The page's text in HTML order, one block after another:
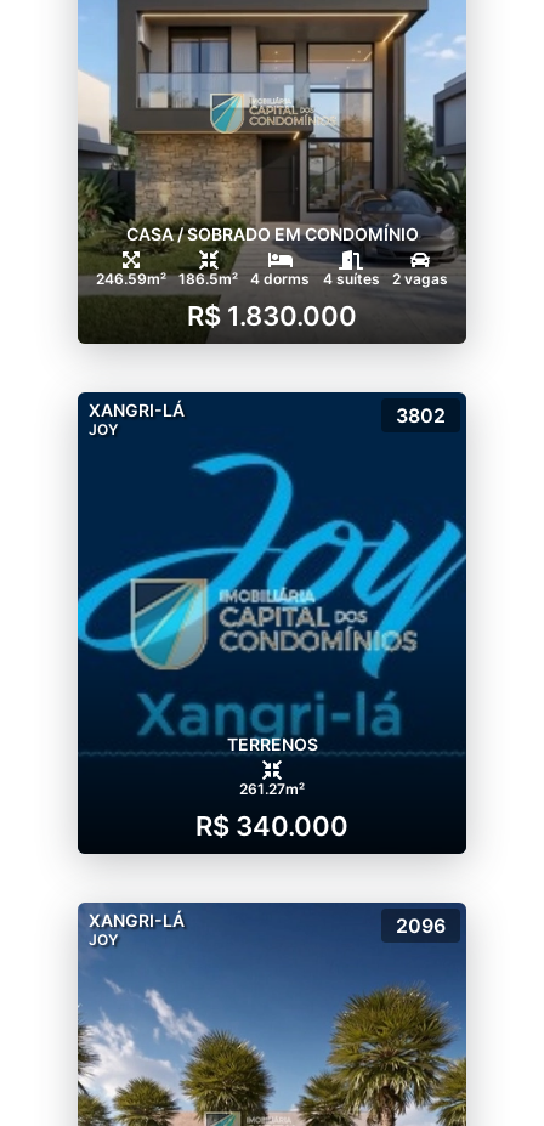
CASA / SOBRADO EM CONDOMÍNIO
246.59m² 186.5m² 4 dorms 4 suítes 2 vagas
R$ 1.830.000
XANGRI-LÁ
JOY
3802
TERRENOS
261.27m²
R$ 340.000
XANGRI-LÁ
JOY
2096